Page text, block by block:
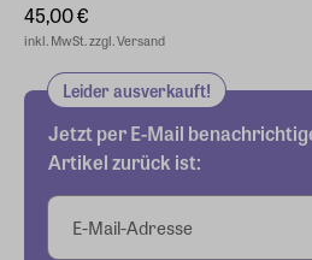
45,00 €
inkl. MwSt. zzgl. Versand
Leider ausverkauft!
Jetzt per E-Mail
Artikel zurück ist:
E-Mail-Adresse